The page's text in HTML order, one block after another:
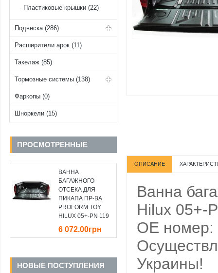
Пластиковые крышки (22)
Подвеска (286)
Расширители арок (11)
Такелаж (85)
Тормозные системы (138)
Фаркопы (0)
Шноркели (15)
ПРОСМОТРЕННЫЕ
ВАННА
БАГАЖНОГО
ОТСЕКА ДЛЯ
ПИКАПА ПР-ВА
PROFORM TOY
HILUX 05+-PN 119
6 072.00грн
НОВЫЕ ПОСТУПЛЕНИЯ
ОПИСАНИЕ
Ванна
Hilux 05+-
OE номер:
Украины!